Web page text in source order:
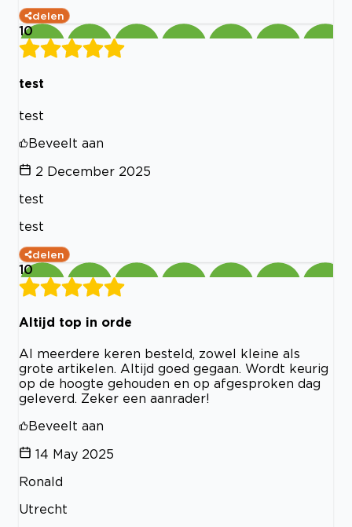
delen
10
test
test
Beveelt aan
2 December 2025
test
test
delen
10
Altijd top in orde
Al meerdere keren besteld, zowel kleine als
grote artikelen. Altijd goed gegaan. Wordt keurig
op de hoogte gehouden en op afgesproken dag
geleverd. Zeker een aanrader!
Beveelt aan
14 May 2025
Ronald
Utrecht